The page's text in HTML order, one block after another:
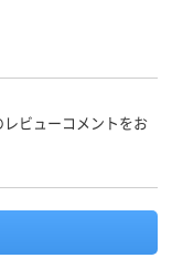
ビューコメントをお